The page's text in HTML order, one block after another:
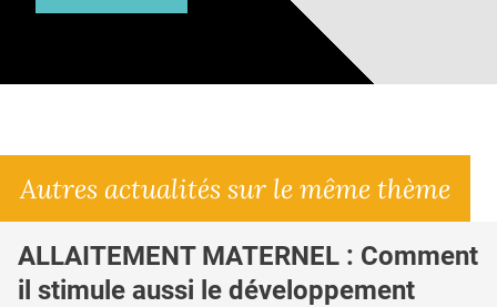
Autres actualités sur le même thème
ALLAITEMENT MATERNEL : Comment
il stimule aussi le développement